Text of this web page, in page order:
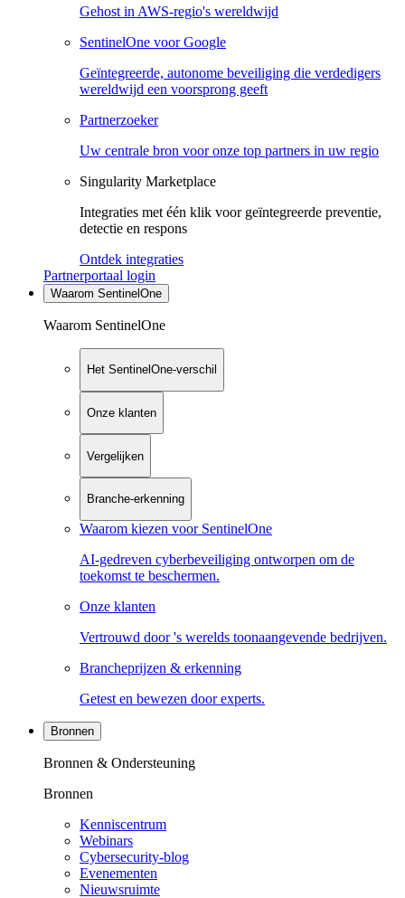
Gehost in AWS-regio's wereldwijd
SentinelOne voor Google
Geïntegreerde, autonome beveiliging die verdedigers
wereldwijd een voorsprong geeft
Partnerzoeker
Uw centrale bron voor onze top partners in uw regio
Singularity Marketplace
Integraties met één klik voor geïntegreerde preventie,
detectie en respons
Ontdek integraties
Partnerportaal login
Waarom SentinelOne
Waarom SentinelOne
Het SentinelOne-verschil
Onze klanten
Vergelijken
Branche-erkenning
Waarom kiezen voor SentinelOne
AI-gedreven cyberbeveiliging ontworpen om de
toekomst te beschermen.
Onze klanten
Vertrouwd door 's werelds toonaangevende bedrijven.
Brancheprijzen & erkenning
Getest en bewezen door experts.
Bronnen
Bronnen & Ondersteuning
Bronnen
Kenniscentrum
Webinars
Cybersecurity-blog
Evenementen
Nieuwsruimte